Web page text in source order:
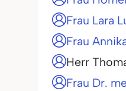
Frau Lara
Frau
Herr
Frau Dr.